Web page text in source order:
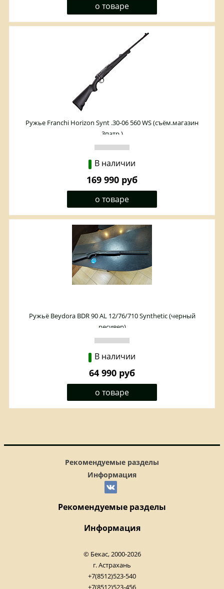
о товаре
Ружье Franchi Horizon Synt .30-06 560 WS (съём.магазин
3патр.)
В наличии
169 990 руб
о товаре
Ружьё Beydora BDR 90 AL 12/76/710 Synthetic (черный
ресивер)
В наличии
64 990 руб
о товаре
Рекомендуемые разделы
Информация
Рекомендуемые разделы
Информация
© Бекас, 2000-2026
г. Астрахань
+7(8512)523-540
+7(8512)523-456